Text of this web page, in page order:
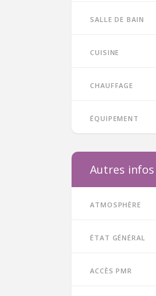
Salle de bain
Cuisine
Chauffage
Équipement
Autres infos
Atmosphère
État général
Accès PMR